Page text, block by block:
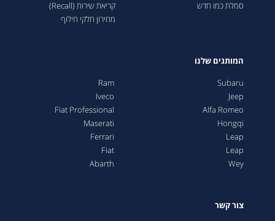
סמלת כמו חדש
קריאת שירות (Recall)
מחירון חלקי חילוף
המותגים שלנו
Subaru
Jeep
Alfa Romeo
Hongqi
Leap
Leap
Wey
Ram
Iveco
Fiat Professional
Maserati
Ferrari
Fiat
Abarth
צור קשר